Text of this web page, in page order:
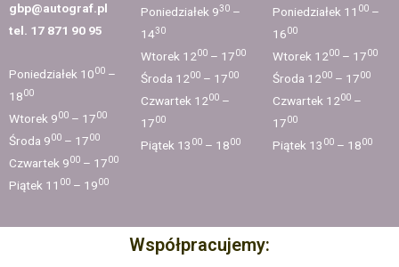
gbp@autograf.pl
tel. 17 871 90 95
Poniedziałek 1000 –
1800
Wtorek 900 – 1700
Środa 900 – 1700
Czwartek 900 – 1700
Piątek 11 00 – 1900
Poniedziałek 930–
1430
Wtorek 1200– 1700
Środa 1200– 1700
Czwartek 1200–
1700
Piątek 13 00– 1800
Poniedziałek 11 00–
1600
Wtorek 1200– 1700
Środa 1200– 1700
Czwartek 1200–
1700
Piątek 13 00– 1800
Współpracujemy: